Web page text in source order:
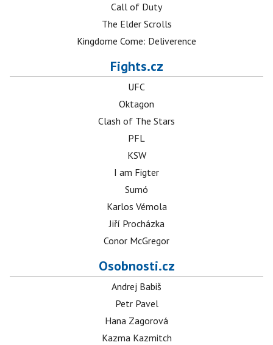
Call of Duty
The Elder Scrolls
Kingdome Come: Deliverence
Fights.cz
UFC
Oktagon
Clash of The Stars
PFL
KSW
I am Figter
Sumó
Karlos Vémola
Jiří Procházka
Conor McGregor
Osobnosti.cz
Andrej Babiš
Petr Pavel
Hana Zagorová
Kazma Kazmitch